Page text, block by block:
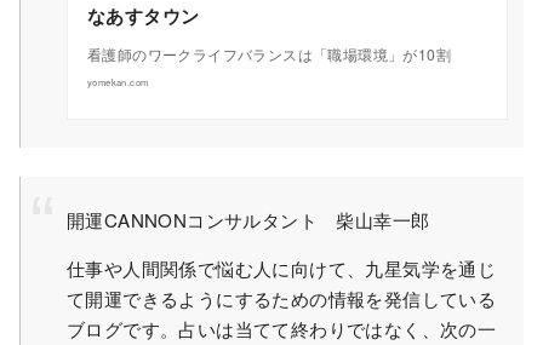
なあすタウン
看護師のワークライフバランスは「職場環境」が10割
yomekan.com
開運CANNONコンサルタント 柴山幸一郎
仕事や人間関係で悩む人に向けて、九星気学を通じ
て開運できるようにするための情報を発信している
ブログです。占いは当てて終わりではなく、次の一